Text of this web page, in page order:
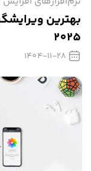
2025
1404-11-28